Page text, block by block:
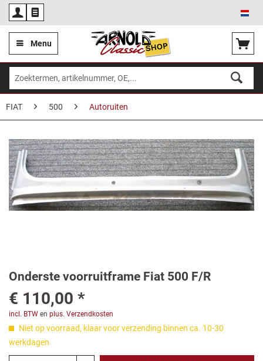
Menu
FIAT 500 Autoruiten
Onderste voorruitframe Fiat 500 F/R
€ 110,00 *
incl. BTW en plus. Verzendkosten
Niet op voorraad, klaar voor verzending binnen ca. 10-30
werkdagen